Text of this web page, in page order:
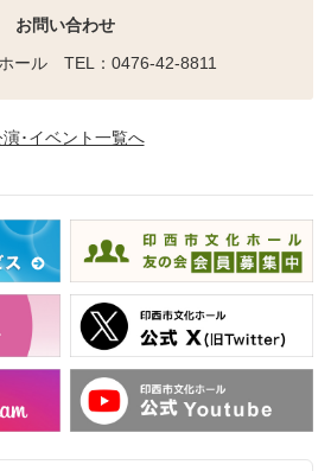
お問い合わせ
ール TEL：0476-42-8811
演･イベント一覧へ